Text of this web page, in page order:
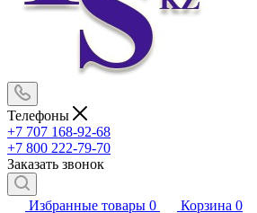
Телефоны
+7 707 168-92-68
+7 800 222-79-70
Заказать звонок
Избранные товары 0 Корзина 0